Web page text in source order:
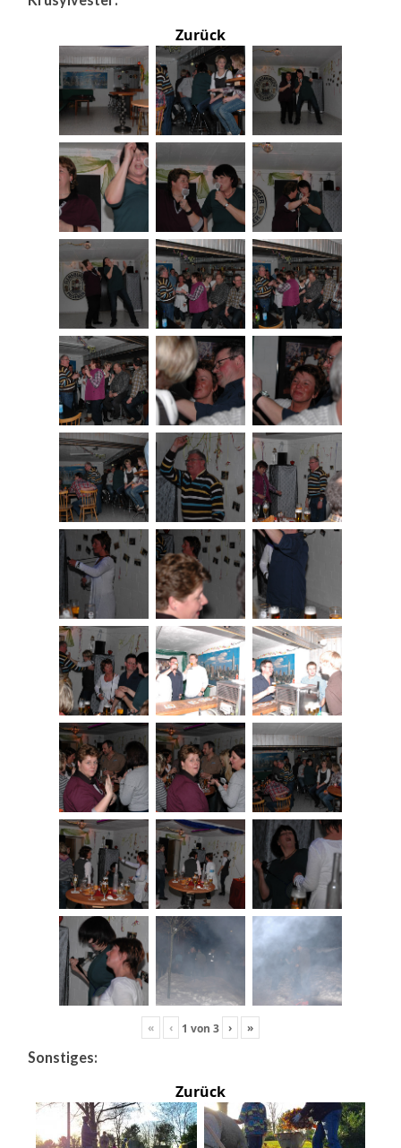
Zurück
« ‹ 1 von 3 › »
Sonstiges:
Zurück